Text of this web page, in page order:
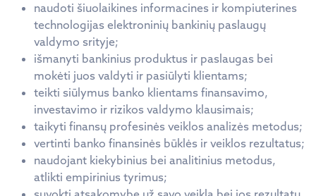
naudoti šiuolaikines informacines ir kompiuterines
technologijas elektroninių bankinių paslaugų
valdymo srityje;
išmanyti bankinius produktus ir paslaugas bei
mokėti juos valdyti ir pasiūlyti klientams;
teikti siūlymus banko klientams finansavimo,
investavimo ir rizikos valdymo klausimais;
taikyti finansų profesinės veiklos analizės metodus;
vertinti banko finansinės būklės ir veiklos rezultatus;
naudojant kiekybinius bei analitinius metodus,
atlikti empirinius tyrimus;